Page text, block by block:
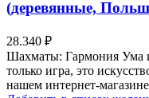
(деревянные,
28.340 ₽
Шахматы: Гармония Ума
только игра, это
нашем интернет-магазине